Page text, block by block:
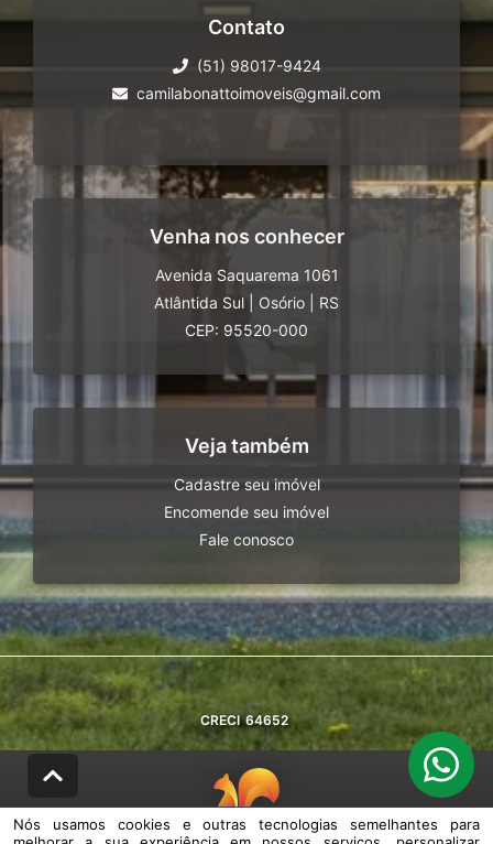
Contato
(51) 98017-9424
camilabonattoimoveis@gmail.com
Venha nos conhecer
Avenida Saquarema 1061
Atlântida Sul
Osório
RS
CEP: 95520-000
Veja também
Cadastre seu imóvel
Encomende seu imóvel
Fale conosco
CRECI 64652
Nós usamos cookies e outras tecnologias semelhantes para